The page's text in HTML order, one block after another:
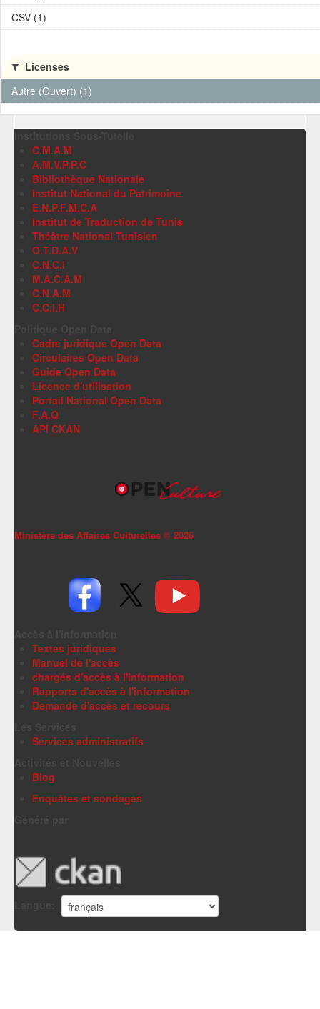
CSV (1)
Licenses
Autre (Ouvert) (1)
C.M.A.M
A.M.V.P.P.C
Bibliothèque Nationale
Institut National du Patrimoine
E.N.P.F.M.C.A
Institut de Traduction de Tunis
Théâtre National Tunisien
O.T.D.A.V
C.N.C.I
M.A.C.A.M
C.N.A.M
C.C.I.H
Cadre juridique Open Data
Circulaires Open Data
Guide Open Data
Licence d'utilisation
Portail National Open Data
F.A.Q
API CKAN
Ministère des Affaires Culturelles © 2026
Textes juridiques
Manuel de l'accès
chargés d'accès à l'information
Rapports d'accès à l'information
Demande d'accès et recours
Services administratifs
Blog
Enquêtes et sondages